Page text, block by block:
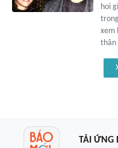
hoi
xem
thân
TẢI ỨNG